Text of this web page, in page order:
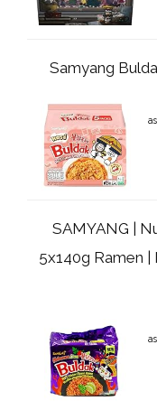
Samyang
SAMYANG |
5x140g Ramen |